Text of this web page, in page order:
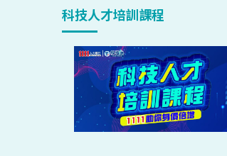
科技人才培訓課程